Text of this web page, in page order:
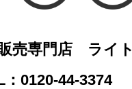
売専門店 ライ
：0120-44-3374